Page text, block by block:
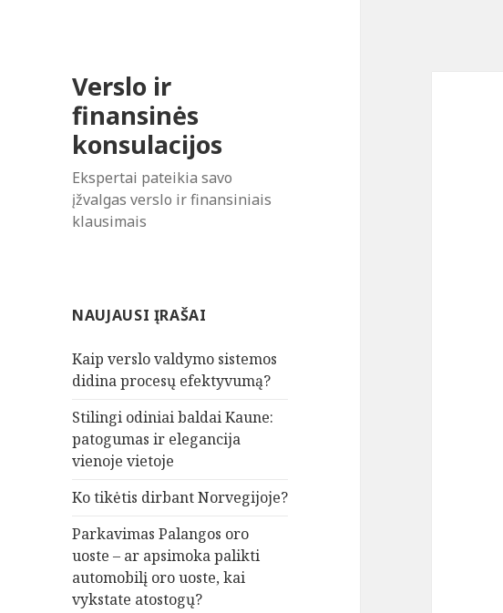
Verslo ir
finansinės
konsulacijos
Ekspertai pateikia savo
įžvalgas verslo ir finansiniais
klausimais
NAUJAUSI ĮRAŠAI
Kaip verslo valdymo sistemos
didina procesų efektyvumą?
Stilingi odiniai baldai Kaune:
patogumas ir elegancija
vienoje vietoje
Ko tikėtis dirbant Norvegijoje?
Parkavimas Palangos oro
uoste – ar apsimoka palikti
automobilį oro uoste, kai
vykstate atostogų?